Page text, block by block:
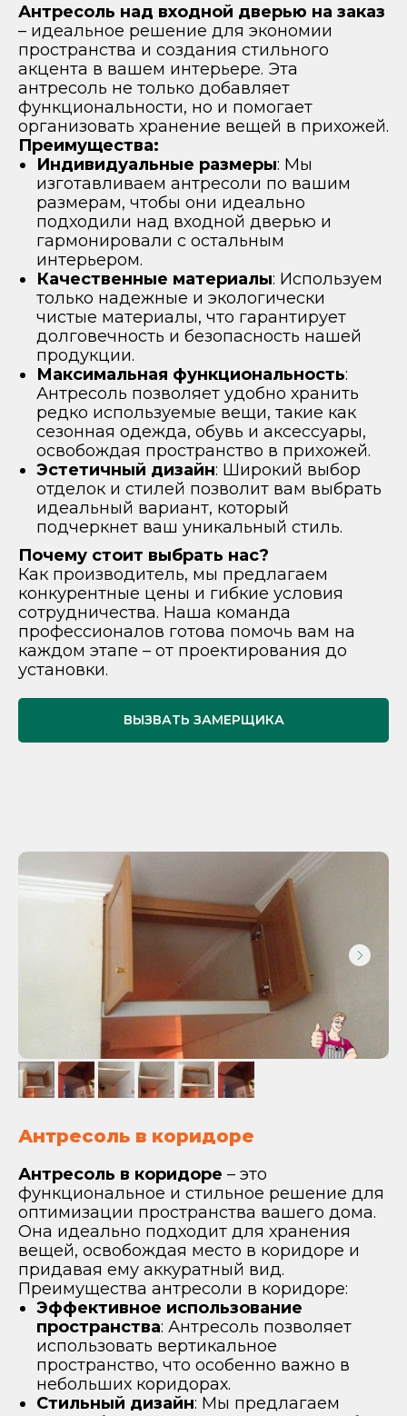
Антресоль над входной дверью на заказ
– идеальное решение для экономии
пространства и создания стильного
акцента в вашем интерьере. Эта
антресоль не только добавляет
функциональности, но и помогает
организовать хранение вещей в прихожей.
Преимущества:
Индивидуальные размеры: Мы
изготавливаем антресоли по вашим
размерам, чтобы они идеально
подходили над входной дверью и
гармонировали с остальным
интерьером.
Качественные материалы: Используем
только надежные и экологически
чистые материалы, что гарантирует
долговечность и безопасность нашей
продукции.
Максимальная функциональность:
Антресоль позволяет удобно хранить
редко используемые вещи, такие как
сезонная одежда, обувь и аксессуары,
освобождая пространство в прихожей.
Эстетичный дизайн: Широкий выбор
отделок и стилей позволит вам выбрать
идеальный вариант, который
подчеркнет ваш уникальный стиль.
Почему стоит выбрать нас?
Как производитель, мы предлагаем
конкурентные цены и гибкие условия
сотрудничества. Наша команда
профессионалов готова помочь вам на
каждом этапе – от проектирования до
установки.
ВЫЗВАТЬ ЗАМЕРЩИКА
Антресоль в коридоре
Антресоль в коридоре – это
функциональное и стильное решение для
оптимизации пространства вашего дома.
Она идеально подходит для хранения
вещей, освобождая место в коридоре и
придавая ему аккуратный вид.
Преимущества антресоли в коридоре:
Эффективное использование
пространства: Антресоль позволяет
использовать вертикальное
пространство, что особенно важно в
небольших коридорах.
Стильный дизайн: Мы предлагаем